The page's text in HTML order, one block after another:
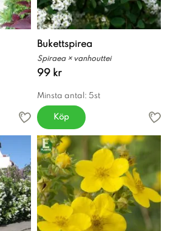
Bukettspirea
Spiraea × vanhouttei
99 kr
Minsta antal: 5st
Köp